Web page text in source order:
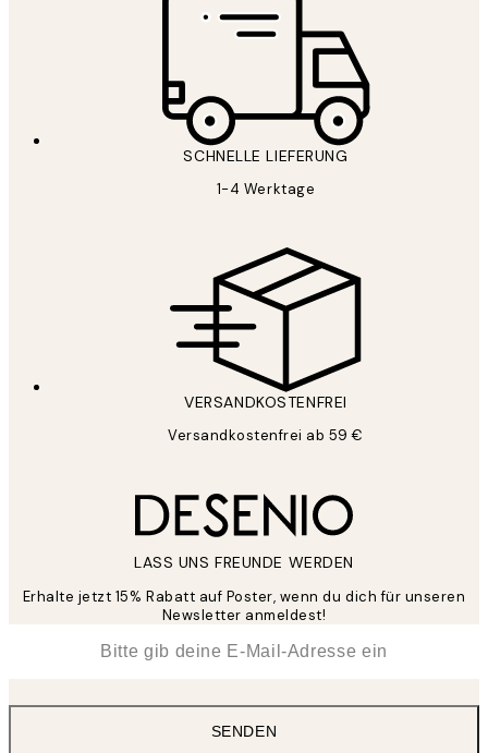
SCHNELLE LIEFERUNG
1-4 Werktage
VERSANDKOSTENFREI
Versandkostenfrei ab 59 €
LASS UNS FREUNDE WERDEN
Erhalte jetzt 15% Rabatt auf Poster, wenn du dich für unseren
Newsletter anmeldest!
SENDEN